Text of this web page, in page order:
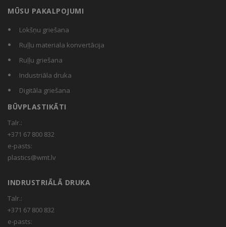
MŪSU PAKALPOJUMI
Lokšņu griešana
Ruļļu materiala konvertācija
Ruļļu griešana
Industriāla druka
Digitāla griešana
BŪVPLASTIKĀTI
Talr.:
+371 67 800 832
e-pasts:
plastics@wmt.lv
INDRUSTRIĀLĀ DRUKA
Talr.:
+371 67 800 832
e-pasts: